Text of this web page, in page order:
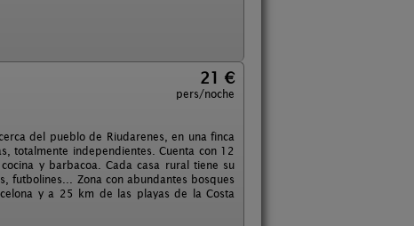
21 €
pers/noche
del pueblo de Riudarenes, en una finca
totalmente independientes. Cuenta con 12
y barbacoa. Cada casa rural tiene su
futbolines... Zona con abundantes bosques
y a 25 km de las playas de la Costa